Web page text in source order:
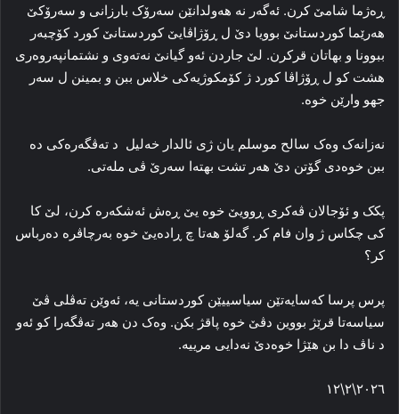
ڕه‌ژما شامێ کرن. ئه‌گه‌ر نه‌ هه‌ولدانێن سه‌رۆک بارزانی و سه‌رۆکێ
هه‌رێما کوردستانێ بوویا دێ ل ڕۆژاڤایێ کوردستانێ کورد کۆچبه‌ر
ببوونا و بهاتان قرکرن. لێ جاردن ئه‌و گیانێ نه‌ته‌وی و نشتمانپه‌روه‌ری
هشت کو ل ڕۆژاڤا کورد ژ کۆمکوژیه‌کی خلاس ببن و بمینن ل سه‌ر
جهو وارێن خوه‌.
نه‌زانه‌ک وه‌ک سالح موسلم یان ژی ئالدار خەلیل ‌ د ته‌ڤگه‌ره‌کی ده‌
ببن خوه‌دی گۆتن دێ هەر تشت بهتەا سه‌رێ ڤی مله‌تی.
پکک و ئۆجالان ڤه‌کری ڕوویێ خوه‌ یێ ڕه‌ش ئه‌شکه‌ره‌ کرن، لێ کا
کی چکاس ژ وان فام کر. گه‌لۆ هه‌تا چ ڕاده‌یێ خوه‌ به‌رچاڤره‌ ده‌رباس
کر؟
پرس پرسا که‌سایه‌تێن سیاسییێن کوردستانی یه‌، ئه‌وێن ته‌ڤلی ڤێ
سیاسه‌تا قرێژ بووین دڤێ خوه‌ پاقژ بکن. وه‌ک دن هه‌ر ته‌ڤگه‌را کو ئه‌و
د ناڤ دا بن هێژا خوه‌دێ نه‌دایی مرییه‌.
٢٠٢٦\٢\١٢